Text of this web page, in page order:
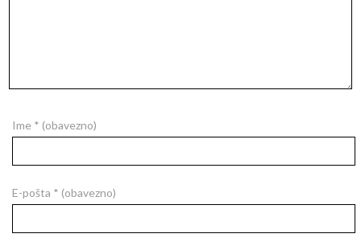
Ime * (obavezno)
E-pošta * (obavezno)